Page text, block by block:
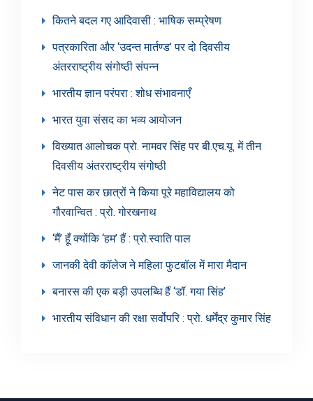
कितने बदल गए आदिवासी : भाषिक सम्प्रेषण
पत्रकारिता और ‘उदन्त मार्तण्ड’ पर दो दिवसीय
अंतरराष्ट्रीय संगोष्ठी संपन्न
भारतीय ज्ञान परंपरा : शोध संभावनाएँ
भारत युवा संसद का भव्य आयोजन
विख्यात आलोचक प्रो. नामवर सिंह पर बी.एच.यू. में तीन
दिवसीय अंतरराष्ट्रीय संगोष्ठी
नेट पास कर छात्रों ने किया पूरे महाविद्यालय को
गौरवान्वित : प्रो. गोरखनाथ
‘मैं’ हूँ क्योंकि ‘हम’ हैं : प्रो.स्वाति पाल
जानकी देवी कॉलेज ने महिला फुटबॉल में मारा मैदान
बनारस की एक बड़ी उपलब्धि हैं ‘डॉ. गया सिंह’
भारतीय संविधान की रक्षा सर्वोपरि : प्रो. धर्मेंद्र कुमार सिंह